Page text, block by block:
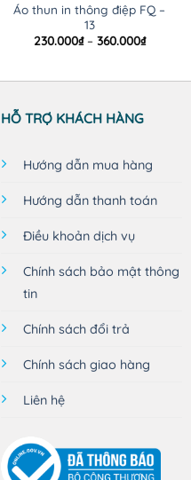
Áo thun in thông điệp FQ –
13
230.000₫ – 360.000₫Khoảng
đến
HỖ TRỢ KHÁCH HÀNG
Hướng dẫn mua hàng
Hướng dẫn thanh toán
Điều khoản dịch vụ
Chính sách bảo mật thông
tin
Chính sách đổi trả
Chính sách giao hàng
Liên hệ